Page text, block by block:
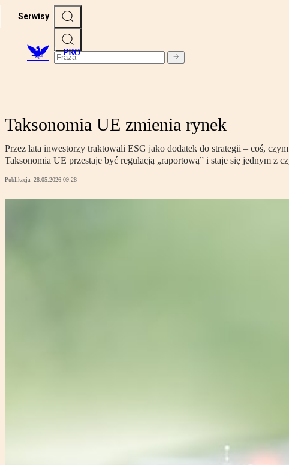
Serwisy
PRO
Taksonomia UE zmienia rynek
Przez lata inwestorzy traktowali ESG jako dodatek do strategii – coś,
Taksonomia UE przestaje być regulacją „raportową” i staje się jednym
Publikacja: 28.05.2026 09:28